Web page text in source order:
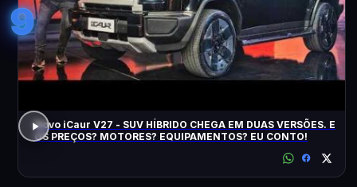
9
Novo iCaur V27 - SUV HÍBRIDO CHEGA EM DUAS VERSÕES. E
OS PREÇOS? MOTORES? EQUIPAMENTOS? EU CONTO!